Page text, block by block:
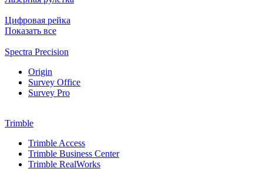
Цифровая рейка
Показать все
Spectra Precision
Origin
Survey Office
Survey Pro
Trimble
Trimble Access
Trimble Business Center
Trimble RealWorks